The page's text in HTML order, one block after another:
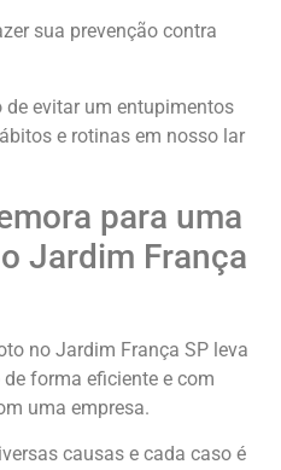
sua prevenção contra
evitar um entupimentos
e rotinas em nosso lar
para uma
Jardim França
no Jardim França SP leva
forma eficiente e com
uma empresa.
causas e cada caso é